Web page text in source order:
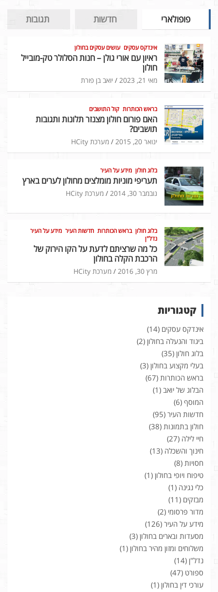
פופולארי חדשות תגובות
אינדקס עסקים עושים עסקים בחולון
ראיון עם אורי גולן – חנות הסלולר טק-מובייל
חולון
מאי 21, 2023 יואב בן פורת
בראש הכותרות קול התושבים
האם פורום חולון מצנזר תלונות ותגובות
תושבים?
ינואר 20, 2015 מערכת HCity
בלוג חולון מידע על העיר
תעריפי מוניות מומלצים מחולון לערים בארץ
נובמבר 30, 2014 מערכת HCity
בלוג חולון בראש הכותרות חדשות העיר מידע על העיר
נדל"ן
כל מה שרציתם לדעת על הקו הירוק של
הרכבת הקלה בחולון
מרץ 30, 2016 מערכת HCity
קטגוריות
אינדקס עסקים (14)
ביגוד והנעלה בחולון (2)
בלוג חולון (35)
בעלי מקצוע בחולון (3)
בראש הכותרות (67)
הבלוג של יואב (1)
המוסף (6)
חדשות העיר (95)
חולון בתמונות (38)
חיי לילה (27)
חינוך והשכלה (13)
חסויות (8)
טיפוח ויופי בחולון (1)
כלי נגינה (1)
מבזקים (11)
מדור פרסומי (2)
מידע על העיר (126)
מסעדות ובארים בחולון (3)
משלוחים ומזון מהיר בחולון (1)
נדל"ן (14)
ספורט (47)
עורכי דין בחולון (1)